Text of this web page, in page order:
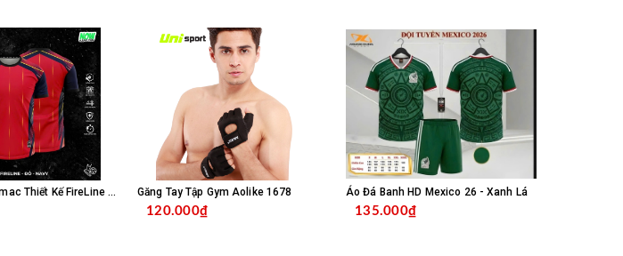
Áo Đá Banh Amac Thiết Kế FireLine Đỏ Navy Găng Tay Tập Gym Aolike 1678
120.000₫
Áo Đá Banh HD Mexico 26 - Xanh Lá
135.000₫